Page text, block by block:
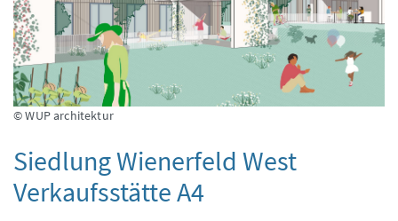
© WUP architektur
Siedlung Wienerfeld West
Verkaufsstätte A4